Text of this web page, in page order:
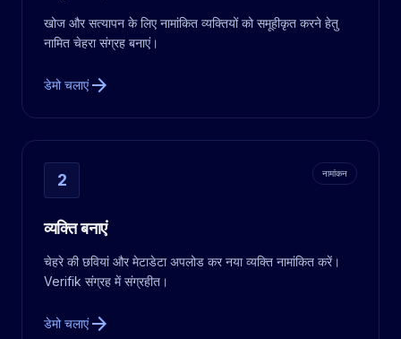
खोज और सत्यापन के लिए नामांकित व्यक्तियों को समूहीकृत करने हेतु
नामित चेहरा संग्रह बनाएं।
डेमो चलाएंarrow_forward
2 नामांकन
व्यक्ति बनाएं
चेहरे की छवियां और मेटाडेटा अपलोड कर नया व्यक्ति नामांकित करें।
Verifik संग्रह में संग्रहीत।
डेमो चलाएंarrow_forward